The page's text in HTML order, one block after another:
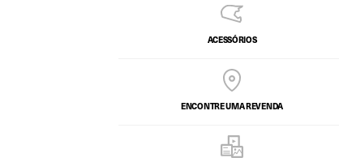
ACESSÓRIOS
ENCONTRE UMA REVENDA